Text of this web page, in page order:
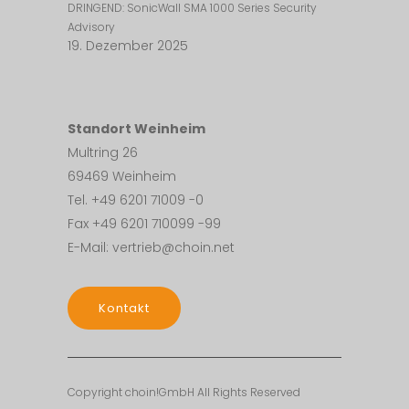
DRINGEND: SonicWall SMA 1000 Series Security
Advisory
19. Dezember 2025
Standort Weinheim
Multring 26
69469 Weinheim
Tel. +49 6201 71009 -0
Fax +49 6201 710099 -99
E-Mail: vertrieb@choin.net
Kontakt
Copyright choin!GmbH All Rights Reserved